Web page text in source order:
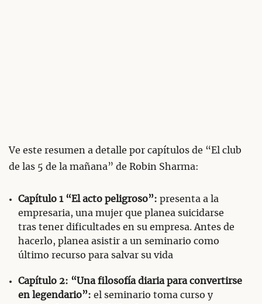
Ve este resumen a detalle por capítulos de “El club
de las 5 de la mañana” de Robin Sharma:
Capítulo 1 “El acto peligroso”: presenta a la
empresaria, una mujer que planea suicidarse
tras tener dificultades en su empresa. Antes de
hacerlo, planea asistir a un seminario como
último recurso para salvar su vida
Capítulo 2: “Una filosofía diaria para convertirse
en legendario”: el seminario toma curso y